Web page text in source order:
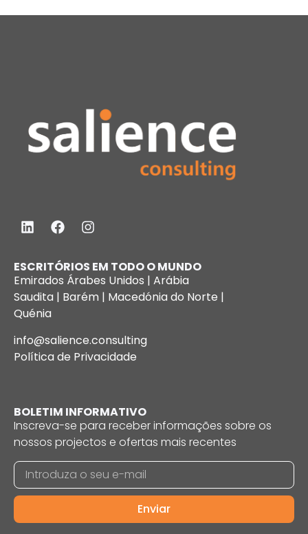
ESCRITÓRIOS EM TODO O MUNDO
Emirados Árabes Unidos | Arábia
Saudita | Barém | Macedónia do Norte |
Quénia
info@salience.consulting
Política de Privacidade
BOLETIM INFORMATIVO
Inscreva-se para receber informações sobre os
nossos projectos e ofertas mais recentes
Enviar